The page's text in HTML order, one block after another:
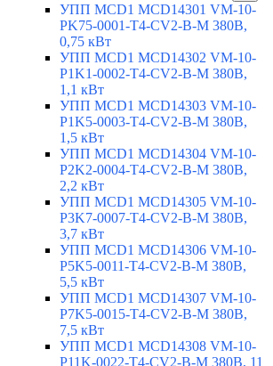
УПП MCD1 MCD14301 VM-10-
PK75-0001-T4-CV2-B-M 380В,
0,75 кВт
УПП MCD1 MCD14302 VM-10-
P1K1-0002-T4-CV2-B-M 380В,
1,1 кВт
УПП MCD1 MCD14303 VM-10-
P1K5-0003-T4-CV2-B-M 380В,
1,5 кВт
УПП MCD1 MCD14304 VM-10-
P2K2-0004-T4-CV2-B-M 380В,
2,2 кВт
УПП MCD1 MCD14305 VM-10-
P3K7-0007-T4-CV2-B-M 380В,
3,7 кВт
УПП MCD1 MCD14306 VM-10-
P5K5-0011-T4-CV2-B-M 380В,
5,5 кВт
УПП MCD1 MCD14307 VM-10-
P7K5-0015-T4-CV2-B-M 380В,
7,5 кВт
УПП MCD1 MCD14308 VM-10-
P11K-0022-T4-CV2-B-M 380В, 11